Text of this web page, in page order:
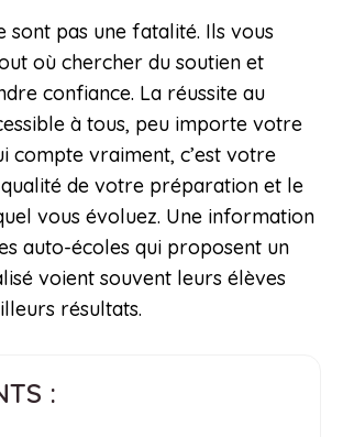
sont pas une fatalité. Ils vous
où chercher du soutien et
confiance. La réussite au
à tous, peu importe votre
compte vraiment, c’est votre
de votre préparation et le
vous évoluez. Une information
auto-écoles qui proposent un
voient souvent leurs élèves
résultats.
: